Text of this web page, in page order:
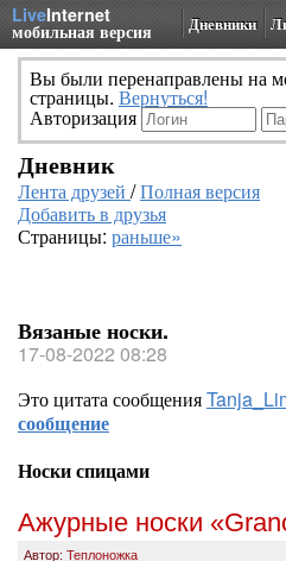
LiveInternet
мобильная версия Дневники
Вы были перенаправлены на
страницы. Вернуться!
Авторизация
Дневник
Лента друзей /Полная версия
Добавить в друзья
Страницы: раньше»
Вязаные носки.
17-08-2022 08:28
Это цитата сообщения
сообщение
Носки спицами
Ажурные носки
Автор: Теплоножка